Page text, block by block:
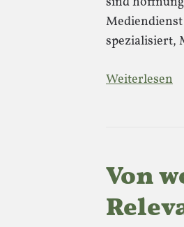
Mediendienst
spezialisiert,
Weiterlesen
Von